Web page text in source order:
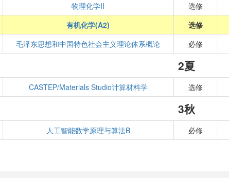
物理化学II 选修
有机化学(A2) 选修
毛泽东思想和中国特色社会主义理论体系概论 必修
2夏
CASTEP/Materials Studio计算材料学 选修
3秋
人工智能数学原理与算法B 必修